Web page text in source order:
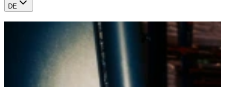
DE
Wir öffnen dir die Türen
Wir sind ein Familienunternehmen mit Tradition und suchen
Menschen, die mit uns wachsen möchten. Entdecke spannende
Karrieremöglichkeiten in der Logistikbranche.